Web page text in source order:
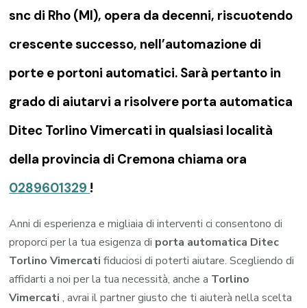
snc di Rho (MI), opera da decenni, riscuotendo
crescente successo, nell’automazione di
porte e portoni automatici. Sarà pertanto in
grado di aiutarvi a risolvere porta automatica
Ditec Torlino Vimercati in qualsiasi località
della provincia di Cremona chiama ora
0289601329 !
Anni di esperienza e migliaia di interventi ci consentono di
proporci per la tua esigenza di porta automatica Ditec
Torlino Vimercati fiduciosi di poterti aiutare. Scegliendo di
affidarti a noi per la tua necessità, anche a Torlino
Vimercati, avrai il partner giusto che ti aiuterà nella scelta